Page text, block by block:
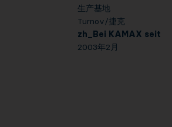
生产基地
Turnov/捷克
zh_Bei KAMAX seit
2003年2月